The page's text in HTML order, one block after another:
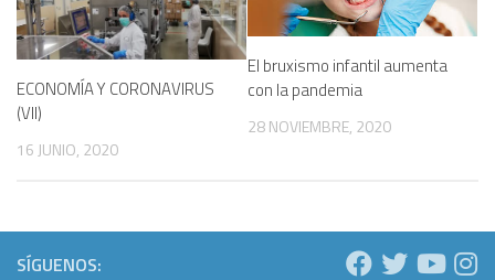
ECONOMÍA Y CORONAVIRUS
(VII)
16 JUNIO, 2020
El bruxismo infantil aumenta
con la pandemia
28 NOVIEMBRE, 2020
SÍGUENOS: